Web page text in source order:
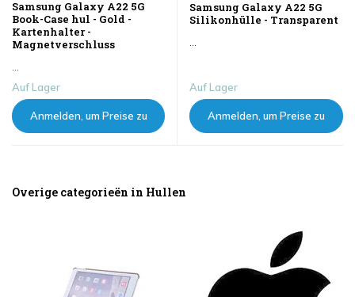
Samsung Galaxy A22 5G
Book-Case hul - Gold -
Kartenhalter -
Magnetverschluss
...
Auf Lager
Anmelden, um Preise zu
Samsung Galaxy A22 5G
Silikonhülle - Transparent
...
Auf Lager
Anmelden, um Preise zu
Overige categorieën in Hullen